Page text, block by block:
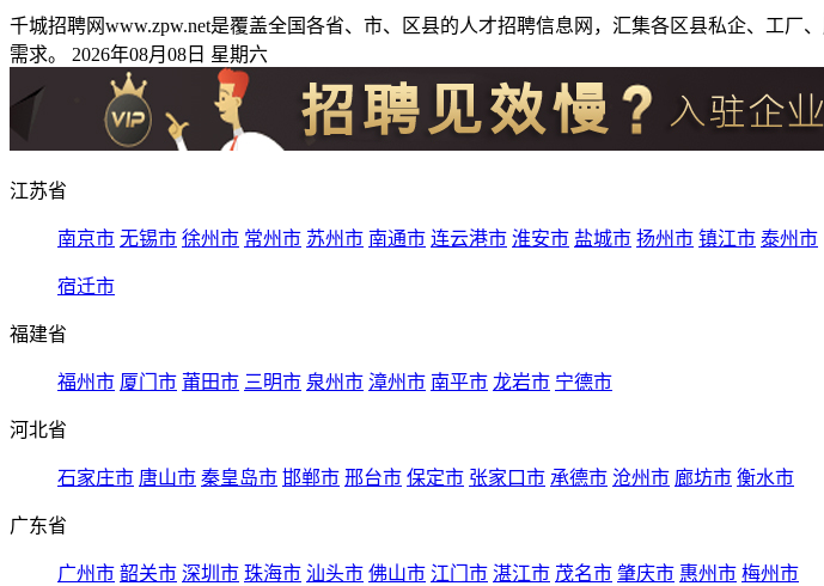
千城招聘网www.zpw.net是覆盖全国各省、市、区县的人才招聘信息网，汇集各区县私企、工
需求。 2026年08月08日 星期六
江苏省
南京市 无锡市 徐州市 常州市 苏州市 南通市 连云港市 淮安市 盐城市 扬州市 镇江市 泰州市
宿迁市
福建省
福州市 厦门市 莆田市 三明市 泉州市 漳州市 南平市 龙岩市 宁德市
河北省
石家庄市 唐山市 秦皇岛市 邯郸市 邢台市 保定市 张家口市 承德市 沧州市 廊坊市 衡水市
广东省
广州市 韶关市 深圳市 珠海市 汕头市 佛山市 江门市 湛江市 茂名市 肇庆市 惠州市 梅州市